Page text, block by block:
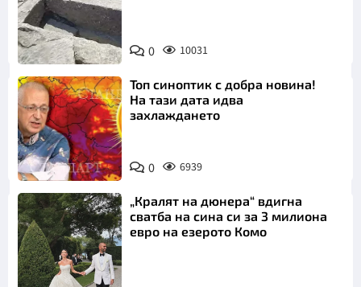
Снимка:
Bulgaria ON
AIR
0 10031
Топ синоптик с добра новина!
На тази дата идва
захлаждането
0 6939
„Кралят на дюнера“ вдигна
сватба на сина си за 3 милиона
евро на езерото Комо